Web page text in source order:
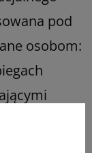
pod
osobom: